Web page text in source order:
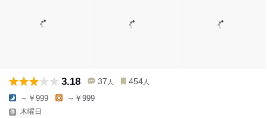
3.18 37 人 454 人
～￥999 ～￥999
木曜日